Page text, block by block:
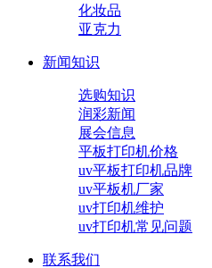
化妆品
亚克力
新闻知识
选购知识
润彩新闻
展会信息
平板打印机价格
uv平板打印机品牌
uv平板机厂家
uv打印机维护
uv打印机常见问题
联系我们